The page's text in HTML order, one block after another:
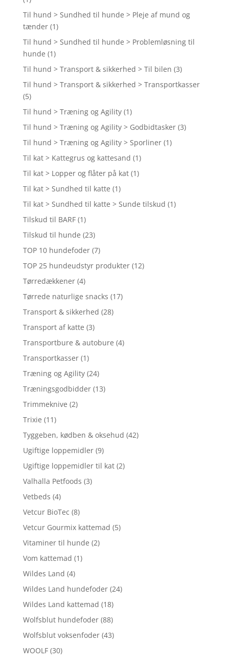
Til hund > Sundhed til hunde > Pleje af mund og
tænder (1)
Til hund > Sundhed til hunde > Problemløsning til
hunde (1)
Til hund > Transport & sikkerhed > Til bilen (3)
Til hund > Transport & sikkerhed > Transportkasser
(5)
Til hund > Træning og Agility (1)
Til hund > Træning og Agility > Godbidtasker (3)
Til hund > Træning og Agility > Sporliner (1)
Til kat > Kattegrus og kattesand (1)
Til kat > Lopper og flåter på kat (1)
Til kat > Sundhed til katte (1)
Til kat > Sundhed til katte > Sunde tilskud (1)
Tilskud til BARF (1)
Tilskud til hunde (23)
TOP 10 hundefoder (7)
TOP 25 hundeudstyr produkter (12)
Tørredækkener (4)
Tørrede naturlige snacks (17)
Transport & sikkerhed (28)
Transport af katte (3)
Transportbure & autobure (4)
Transportkasser (1)
Træning og Agility (24)
Træningsgodbidder (13)
Trimmeknive (2)
Trixie (11)
Tyggeben, kødben & oksehud (42)
Ugiftige loppemidler (9)
Ugiftige loppemidler til kat (2)
Valhalla Petfoods (3)
Vetbeds (4)
Vetcur BioTec (8)
Vetcur Gourmix kattemad (5)
Vitaminer til hunde (2)
Vom kattemad (1)
Wildes Land (4)
Wildes Land hundefoder (24)
Wildes Land kattemad (18)
Wolfsblut hundefoder (88)
Wolfsblut voksenfoder (43)
WOOLF (30)